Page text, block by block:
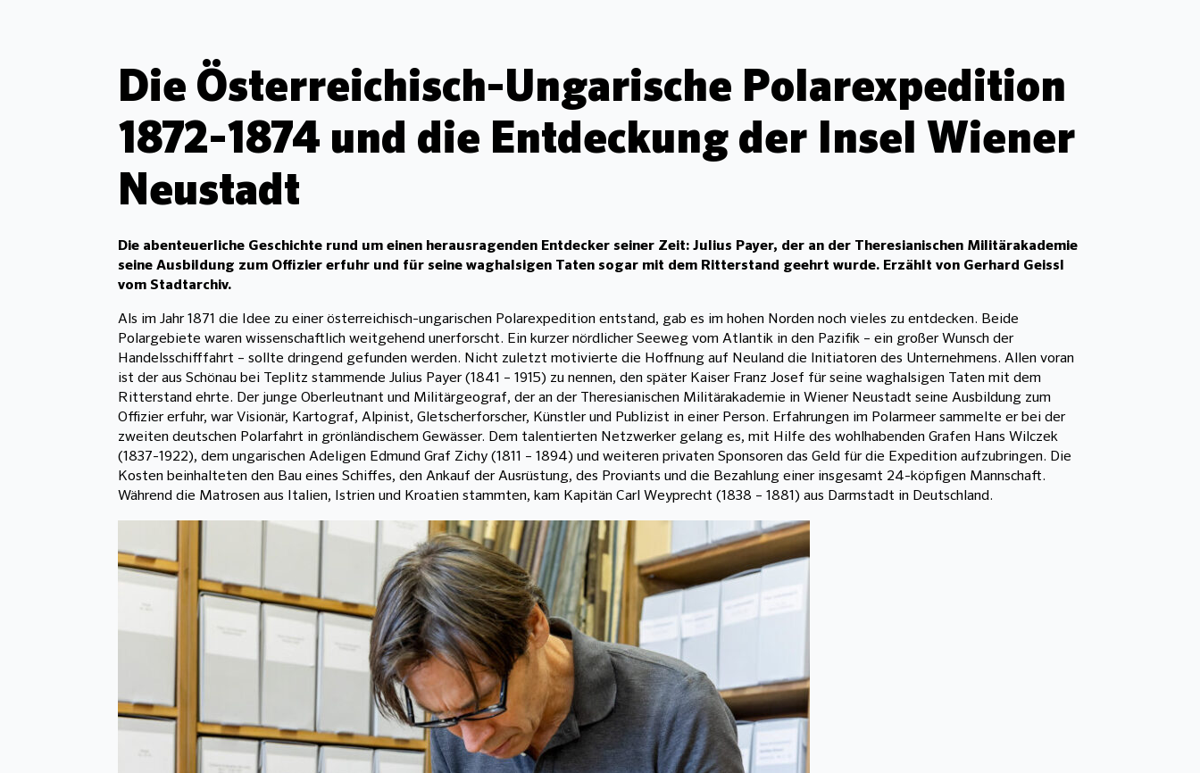
Die Österreichisch-Ungarische Polarexpedition
1872-1874 und die Entdeckung der Insel Wiener
Neustadt
Die abenteuerliche Geschichte rund um einen herausragenden Entdecker seiner Zeit: Julius Payer, der an der Theresianischen Militärakademie
seine Ausbildung zum Offizier erfuhr und für seine waghalsigen Taten sogar mit dem Ritterstand geehrt wurde. Erzählt von Gerhard Geissl
vom Stadtarchiv.
Als im Jahr 1871 die Idee zu einer österreichisch-ungarischen Polarexpedition entstand, gab es im hohen Norden noch vieles zu entdecken. Beide
Polargebiete waren wissenschaftlich weitgehend unerforscht. Ein kurzer nördlicher Seeweg vom Atlantik in den Pazifik – ein großer Wunsch der
Handelsschifffahrt – sollte dringend gefunden werden. Nicht zuletzt motivierte die Hoffnung auf Neuland die Initiatoren des Unternehmens. Allen voran
ist der aus Schönau bei Teplitz stammende Julius Payer (1841 – 1915) zu nennen, den später Kaiser Franz Josef für seine waghalsigen Taten mit dem
Ritterstand ehrte. Der junge Oberleutnant und Militärgeograf, der an der Theresianischen Militärakademie in Wiener Neustadt seine Ausbildung zum
Offizier erfuhr, war Visionär, Kartograf, Alpinist, Gletscherforscher, Künstler und Publizist in einer Person. Erfahrungen im Polarmeer sammelte er bei der
zweiten deutschen Polarfahrt in grönländischem Gewässer. Dem talentierten Netzwerker gelang es, mit Hilfe des wohlhabenden Grafen Hans Wilczek
(1837-1922), dem ungarischen Adeligen Edmund Graf Zichy (1811 – 1894) und weiteren privaten Sponsoren das Geld für die Expedition aufzubringen. Die
Kosten beinhalteten den Bau eines Schiffes, den Ankauf der Ausrüstung, des Proviants und die Bezahlung einer insgesamt 24-köpfigen Mannschaft.
Während die Matrosen aus Italien, Istrien und Kroatien stammten, kam Kapitän Carl Weyprecht (1838 – 1881) aus Darmstadt in Deutschland.